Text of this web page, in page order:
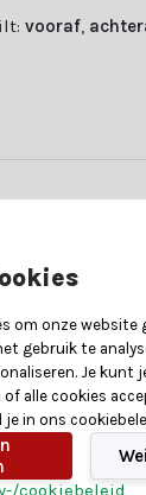
vooraf
deze recent
om onze website
gebruik te
Je kunt
alle cookies
in ons
cookiebeleid